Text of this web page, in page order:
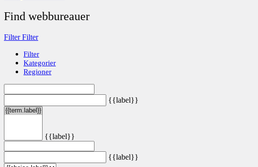
Find webbureauer
FilterFilter
Filter
Kategorier
Regioner
{{label}}
{{label}}
{{label}}